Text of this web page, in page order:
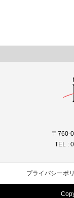
〒760-
TEL :
プライバシーポ